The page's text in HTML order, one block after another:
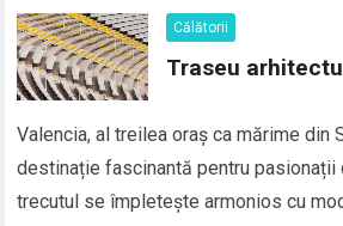
biserici și muzee, Vilnius oferă o
captiva pe…
Călătorii
Traseu
Valencia, al treilea oraș ca mărime din
destinație fascinantă pentru pasionații
trecutul se împletește armonios cu